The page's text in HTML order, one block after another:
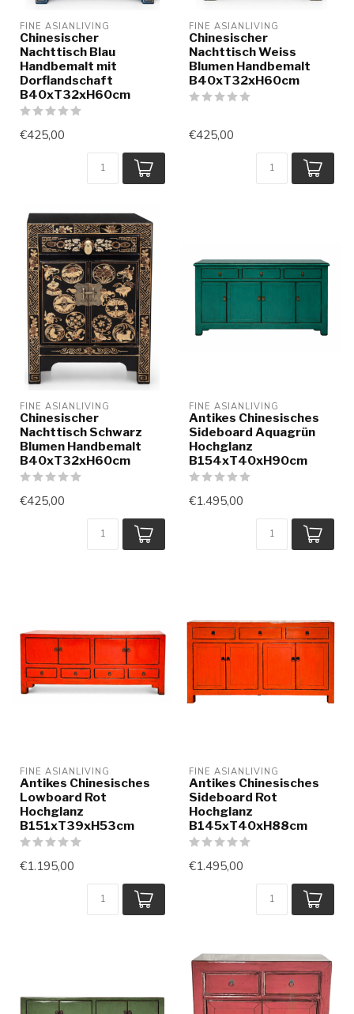
FINE ASIANLIVING
Chinesischer
Nachttisch Blau
Handbemalt mit
Dorflandschaft
B40xT32xH60cm
€425,00
FINE ASIANLIVING
Chinesischer
Nachttisch Weiss
Blumen Handbemalt
B40xT32xH60cm
€425,00
FINE ASIANLIVING
Chinesischer
Nachttisch Schwarz
Blumen Handbemalt
B40xT32xH60cm
€425,00
FINE ASIANLIVING
Antikes Chinesisches
Sideboard Aquagrün
Hochglanz
B154xT40xH90cm
€1.495,00
FINE ASIANLIVING
Antikes Chinesisches
Lowboard Rot
Hochglanz
B151xT39xH53cm
€1.195,00
FINE ASIANLIVING
Antikes Chinesisches
Sideboard Rot
Hochglanz
B145xT40xH88cm
€1.495,00